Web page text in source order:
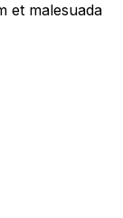
et malesuada